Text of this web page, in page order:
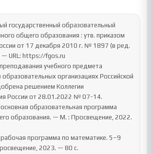
общего образования : утв. приказом
от 17 декабря 2010 г. № 1897 (в ред.
URL: https://fgos.ru
организациях Российской
решением Коллегии
России от 28.01.2022 № 07-14.
образования. — М. : Просвещение, 2022.
2023. — 80 с.